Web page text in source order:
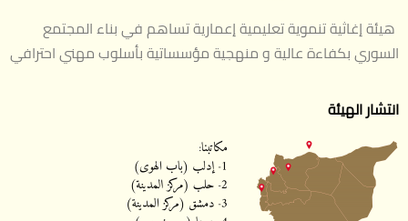
هيئة إغاثية تنموية تعليمية إعمارية تساهم في بناء المجتمع
السوري بكفاءة عالية و منهجية مؤسساتية بأسلوب مهني احترافي
انتشار الهيئة